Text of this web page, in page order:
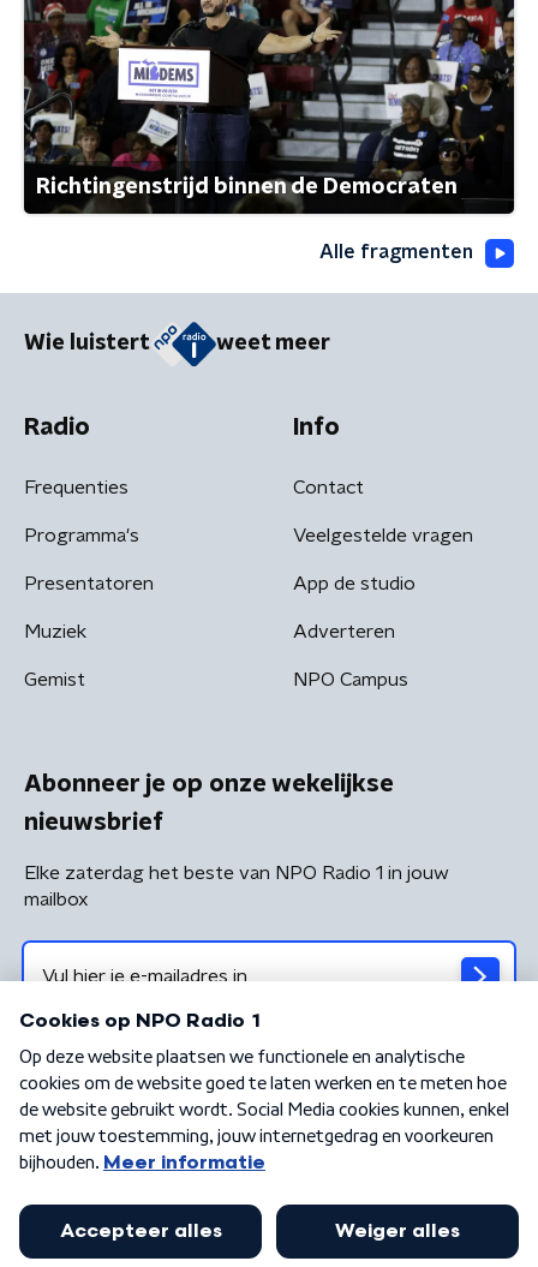
Richtingenstrijd binnen de Democraten
Alle fragmenten
Wie luistert weet meer
Radio
Frequenties
Programma's
Presentatoren
Muziek
Gemist
Info
Contact
Veelgestelde vragen
App de studio
Adverteren
NPO Campus
Abonneer je op onze wekelijkse
nieuwsbrief
Elke zaterdag het beste van NPO Radio 1 in jouw
mailbox
Algemene voorwaarden